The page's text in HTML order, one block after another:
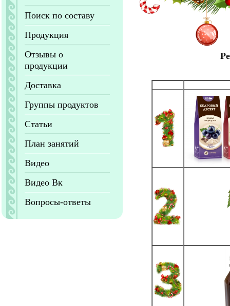
Поиск по составу
Продукция
Отзывы о
продукции
Доставка
Группы продуктов
Статьи
План занятий
Видео
Видео Вк
Вопросы-ответы